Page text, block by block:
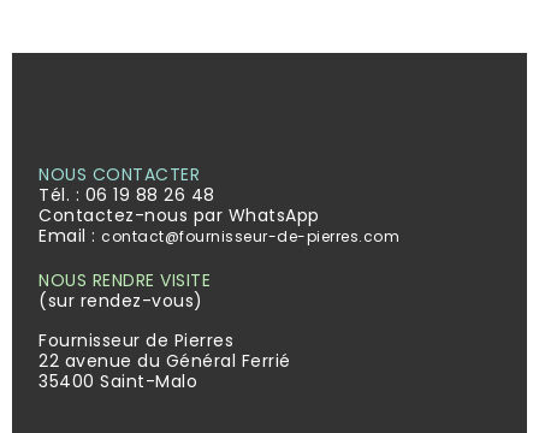
NOUS CONTACTER
Tél. : 06 19 88 26 48
Contactez-nous par WhatsApp
Email : contact@fournisseur-de-pierres.com
NOUS RENDRE VISITE
(sur rendez-vous)
Fournisseur de Pierres
22 avenue du Général Ferrié
35400 Saint-Malo